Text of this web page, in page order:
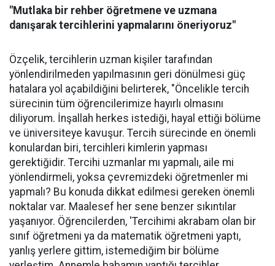
"Mutlaka bir rehber öğretmene ve uzmana
danışarak tercihlerini yapmalarını öneriyoruz"
Özçelik, tercihlerin uzman kişiler tarafından
yönlendirilmeden yapılmasının geri dönülmesi güç
hatalara yol açabildiğini belirterek, "Öncelikle tercih
sürecinin tüm öğrencilerimize hayırlı olmasını
diliyorum. İnşallah herkes istediği, hayal ettiği bölüme
ve üniversiteye kavuşur. Tercih sürecinde en önemli
konulardan biri, tercihleri kimlerin yapması
gerektiğidir. Tercihi uzmanlar mı yapmalı, aile mi
yönlendirmeli, yoksa çevremizdeki öğretmenler mi
yapmalı? Bu konuda dikkat edilmesi gereken önemli
noktalar var. Maalesef her sene benzer sıkıntılar
yaşanıyor. Öğrencilerden, 'Tercihimi akrabam olan bir
sınıf öğretmeni ya da matematik öğretmeni yaptı,
yanlış yerlere gittim, istemediğim bir bölüme